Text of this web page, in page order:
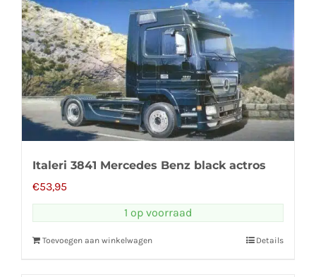
Italeri 3841 Mercedes Benz black actros
€53,95
1 op voorraad
Toevoegen aan winkelwagen Details